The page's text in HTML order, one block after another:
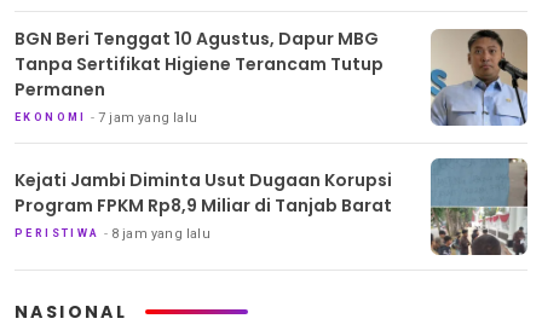
BGN Beri Tenggat 10 Agustus, Dapur MBG
Tanpa Sertifikat Higiene Terancam Tutup
Permanen
EKONOMI 7 jam yang lalu
Kejati Jambi Diminta Usut Dugaan Korupsi
Program FPKM Rp8,9 Miliar di Tanjab Barat
PERISTIWA 8 jam yang lalu
NASIONAL